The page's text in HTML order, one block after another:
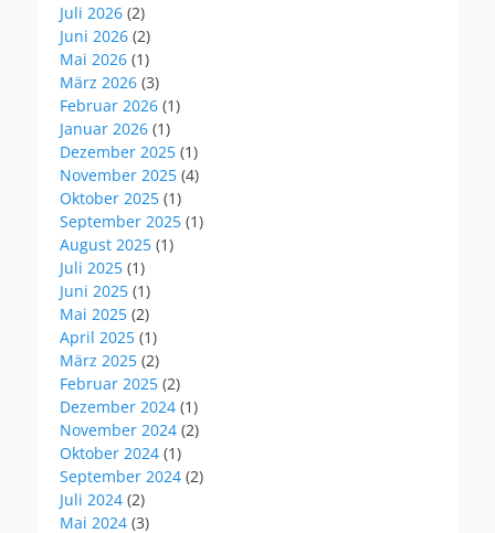
Juli 2026 (2)
Juni 2026 (2)
Mai 2026 (1)
März 2026 (3)
Februar 2026 (1)
Januar 2026 (1)
Dezember 2025 (1)
November 2025 (4)
Oktober 2025 (1)
September 2025 (1)
August 2025 (1)
Juli 2025 (1)
Juni 2025 (1)
Mai 2025 (2)
April 2025 (1)
März 2025 (2)
Februar 2025 (2)
Dezember 2024 (1)
November 2024 (2)
Oktober 2024 (1)
September 2024 (2)
Juli 2024 (2)
Mai 2024 (3)